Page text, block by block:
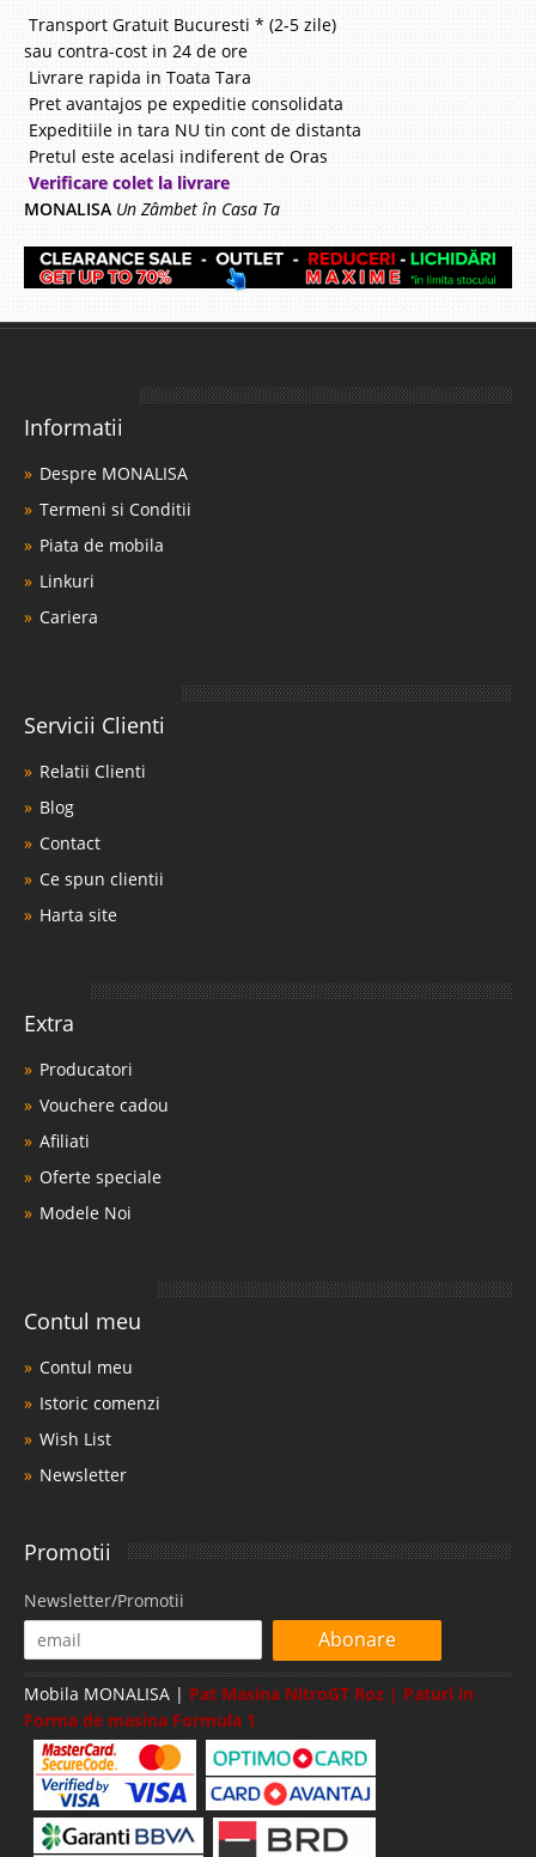
Transport Gratuit Bucuresti * (2-5 zile)
sau contra-cost in 24 de ore
Livrare rapida in Toata Tara
Pret avantajos pe expeditie consolidata
Expeditiile in tara NU tin cont de distanta
Pretul este acelasi indiferent de Oras
Verificare colet la livrare
MONALISA Un Zâmbet în Casa Ta
Informatii
Despre MONALISA
Termeni si Conditii
Piata de mobila
Linkuri
Cariera
Servicii Clienti
Relatii Clienti
Blog
Contact
Ce spun clientii
Harta site
Extra
Producatori
Vouchere cadou
Afiliati
Oferte speciale
Modele Noi
Contul meu
Contul meu
Istoric comenzi
Wish List
Newsletter
Promotii
Newsletter/Promotii
Abonare
Mobila MONALISA | Pat Masina NitroGT Roz | Paturi in
Forma de masina Formula 1